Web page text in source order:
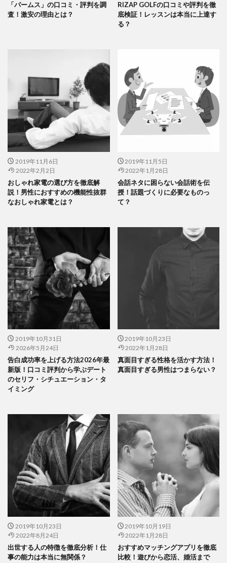
「パームス」の口コミ・評判を調
査！激安の理由とは？
RIZAP GOLFの口コミや評判を徹
底検証！レッスンは本当に上達す
る？
2019年11月6日
2022年2月2日
おしゃれ家電の選び方を徹底解
説！男性におすすめの機能性抜群
なおしゃれ家電とは？
2019年11月5日
2022年1月28日
会話ネタに困らない会話術を伝
授！話題づくりに必要なものっ
て？
2019年10月31日
2026年5月24日
告白成功率を上げる方法2026年最
新版！口コミ評判から学ぶデート
のセリフ・シチュエーション・タ
イミング
2019年10月23日
2022年1月28日
真面目すぎる性格を活かす方法！
真面目すぎる男性はつまらない？
2019年10月23日
2022年8月24日
出世する人の特徴を徹底分析！仕
事の能力は本当に無関係？
2019年10月19日
2022年1月28日
おすすめマッチングアプリを徹底
比較！遊びから恋活、婚活まで